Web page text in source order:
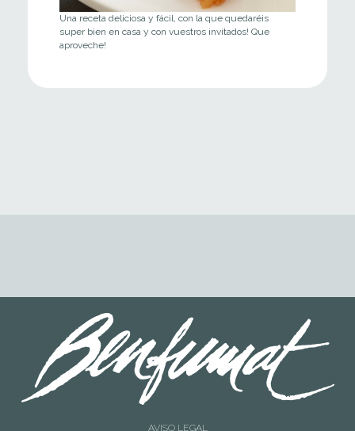
Una receta deliciosa y fácil, con la que quedaréis
super bien en casa y con vuestros invitados! Que
aproveche!
AVISO LEGAL